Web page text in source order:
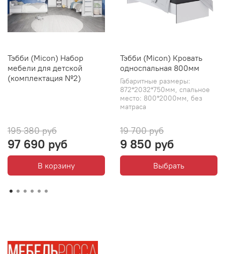
Тэбби (Micon) Набор
мебели для детской
(комплектация №2)
195 380 руб
97 690 руб
В корзину
Тэбби (Micon) Кровать
односпальная 800мм
Габаритные размеры:
872*2032*750мм, спальное
место: 800*2000мм, без
матраса
19 700 руб
9 850 руб
Выбрать